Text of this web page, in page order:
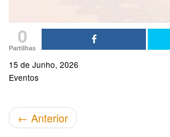
0
Partilhas
15 de Junho, 2026
Eventos
← Anterior